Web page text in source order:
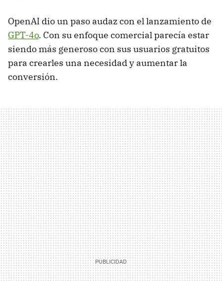
OpenAI dio un paso audaz con el lanzamiento de
GPT-4o. Con su enfoque comercial parecía estar
siendo más generoso con sus usuarios gratuitos
para crearles una necesidad y aumentar la
conversión.